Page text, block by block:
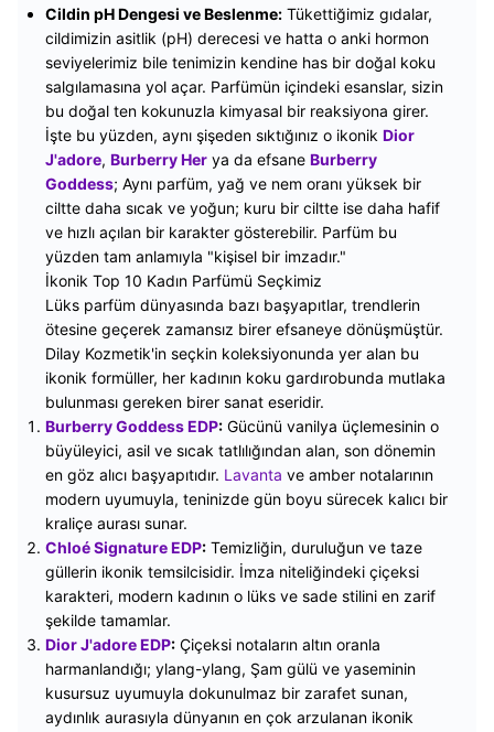
Cildin pH Dengesi ve Beslenme: Tükettiğimiz gıdalar,
cildimizin asitlik (pH) derecesi ve hatta o anki hormon
seviyelerimiz bile tenimizin kendine has bir doğal koku
salgılamasına yol açar. Parfümün içindeki esanslar, sizin
bu doğal ten kokunuzla kimyasal bir reaksiyona girer.
İşte bu yüzden, aynı şişeden sıktığınız o ikonik Dior
J'adore, Burberry Her ya da efsane Burberry
Goddess; Aynı parfüm, yağ ve nem oranı yüksek bir
ciltte daha sıcak ve yoğun; kuru bir ciltte ise daha hafif
ve hızlı açılan bir karakter gösterebilir. Parfüm bu
yüzden tam anlamıyla "kişisel bir imzadır."
İkonik Top 10 Kadın Parfümü Seçkimiz
Lüks parfüm dünyasında bazı başyapıtlar, trendlerin
ötesine geçerek zamansız birer efsaneye dönüşmüştür.
Dilay Kozmetik'in seçkin koleksiyonunda yer alan bu
ikonik formüller, her kadının koku gardırobunda mutlaka
bulunması gereken birer sanat eseridir.
Burberry Goddess EDP: Gücünü vanilya üçlemesinin o
büyüleyici, asil ve sıcak tatlılığından alan, son dönemin
en göz alıcı başyapıtıdır. Lavanta ve amber notalarının
modern uyumuyla, teninizde gün boyu sürecek kalıcı bir
kraliçe aurası sunar.
Chloé Signature EDP: Temizliğin, duruluğun ve taze
güllerin ikonik temsilcisidir. İmza niteliğindeki çiçeksi
karakteri, modern kadının o lüks ve sade stilini en zarif
şekilde tamamlar.
Dior J'adore EDP: Çiçeksi notaların altın oranla
harmanlandığı; ylang-ylang, Şam gülü ve yaseminin
kusursuz uyumuyla dokunulmaz bir zarafet sunan,
aydınlık aurasıyla dünyanın en çok arzulanan ikonik